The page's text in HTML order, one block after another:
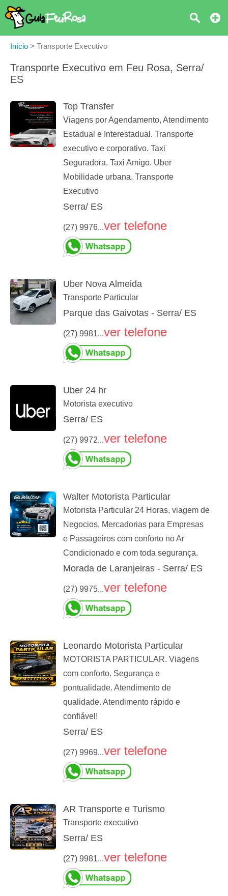
Início > Transporte Executivo
Transporte Executivo em Feu Rosa, Serra/
ES
Top Transfer
Viagens por Agendamento, Atendimento
Estadual e Interestadual. Transporte
executivo e corporativo. Taxi
Seguradora. Taxi Amigo. Uber
Mobilidade urbana. Transporte
Executivo
Serra/ ES
(27) 9976...ver telefone
Uber Nova Almeida
Transporte Particular
Parque das Gaivotas - Serra/ ES
(27) 9981...ver telefone
Uber 24 hr
Motorista executivo
Serra/ ES
(27) 9972...ver telefone
Walter Motorista Particular
Motorista Particular 24 Horas, viagem de
Negocios, Mercadorias para Empresas
e Passageiros com conforto no Ar
Condicionado e com toda segurança.
Morada de Laranjeiras - Serra/ ES
(27) 9975...ver telefone
Leonardo Motorista Particular
MOTORISTA PARTICULAR. Viagens
com conforto. Segurança e
pontualidade. Atendimento de
qualidade. Atendimento rápido e
confiável!
Serra/ ES
(27) 9969...ver telefone
AR Transporte e Turismo
Transporte executivo
Serra/ ES
(27) 9981...ver telefone